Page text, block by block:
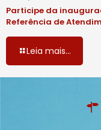
Participe da
Referência de
Leia mais...